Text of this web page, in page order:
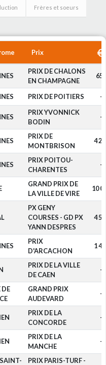
Frères et soeurs
Prix
PRIX DE CHALONS
EN CHAMPAGNE
650
PRIX DE POITIERS -
PRIX YVONNICK
BODIN
-
PRIX DE
MONTBRISON
4
PRIX POITOU-
CHARENTES
-
GRAND PRIX DE
LA VILLE DE VIRE
10
PX GENY
COURSES - GD PX
YANN DESPRES
4
PRIX
D'ARCACHON
1
PRIX DE LA VILLE
DE CAEN
-
DE
GRAND PRIX
AUDEVARD
-
PRIX DE LA
CONCORDE
-
PRIX DE LA
MANCHE
-
PRIX PARIS-TURF -